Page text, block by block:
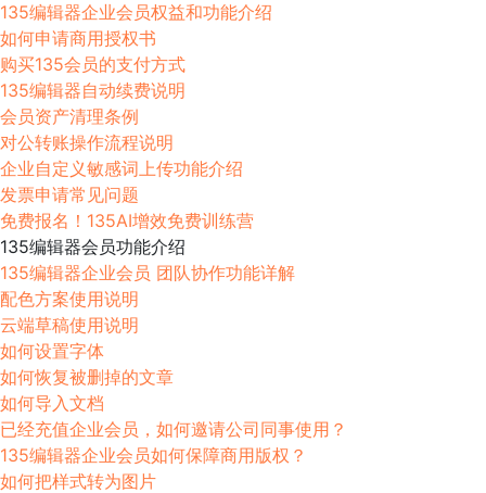
135编辑器企业会员权益和功能介绍
如何申请商用授权书
购买135会员的支付方式
135编辑器自动续费说明
会员资产清理条例
对公转账操作流程说明
企业自定义敏感词上传功能介绍
发票申请常见问题
免费报名！135AI增效免费训练营
135编辑器会员功能介绍
135编辑器企业会员 团队协作功能详解
配色方案使用说明
云端草稿使用说明
如何设置字体
如何恢复被删掉的文章
如何导入文档
已经充值企业会员，如何邀请公司同事使用？
135编辑器企业会员如何保障商用版权？
如何把样式转为图片